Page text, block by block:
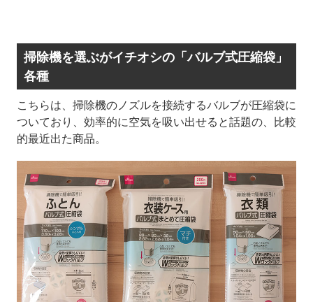
掃除機を選ぶがイチオシの「バルブ式圧縮袋」
各種
こちらは、掃除機のノズルを接続するバルブが圧縮袋に
ついており、効率的に空気を吸い出せると話題の、比較
的最近出た商品。